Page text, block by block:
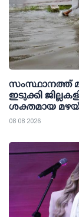
സംസ്ഥാനത്ത്
ഇടുക്കി
ശക്തമായ
08 08 2026